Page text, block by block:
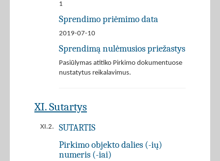
1
Sprendimo priėmimo data
2019-07-10
Sprendimą nulėmusios priežastys
Pasiūlymas atitiko Pirkimo dokumentuose
nustatytus reikalavimus.
XI. Sutartys
XI.2. SUTARTIS
Pirkimo objekto dalies (-ių)
numeris (-iai)